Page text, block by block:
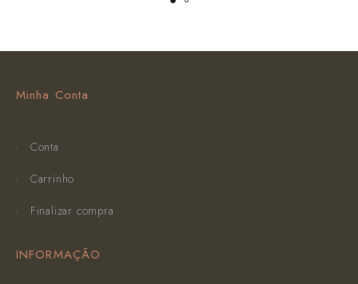
Minha Conta
Conta
Carrinho
Finalizar compra
INFORMAÇÃO